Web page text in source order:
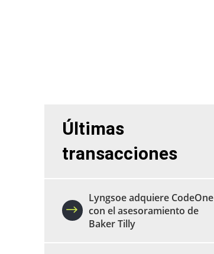
Últimas
transacciones
Lyngsoe adquiere CodeOne
con el asesoramiento de
Baker Tilly